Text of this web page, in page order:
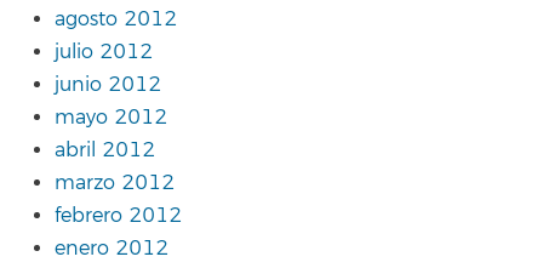
agosto 2012
julio 2012
junio 2012
mayo 2012
abril 2012
marzo 2012
febrero 2012
enero 2012